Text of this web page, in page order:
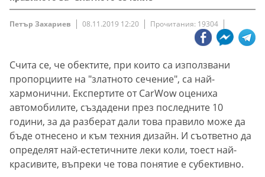
Петър Захариев 08.11.2019 12:20 Прочитания: 19304
Счита се, че обектите, при които са използвани
пропорциите на "златното сечение", са най-
хармонични. Експертите от CarWow оцениха
автомобилите, създадени през последните 10
години, за да разберат дали това правило може да
бъде отнесено и към техния дизайн. И съответно да
определят най-естетичните леки коли, тоест най-
красивите, въпреки че това понятие е субективно.